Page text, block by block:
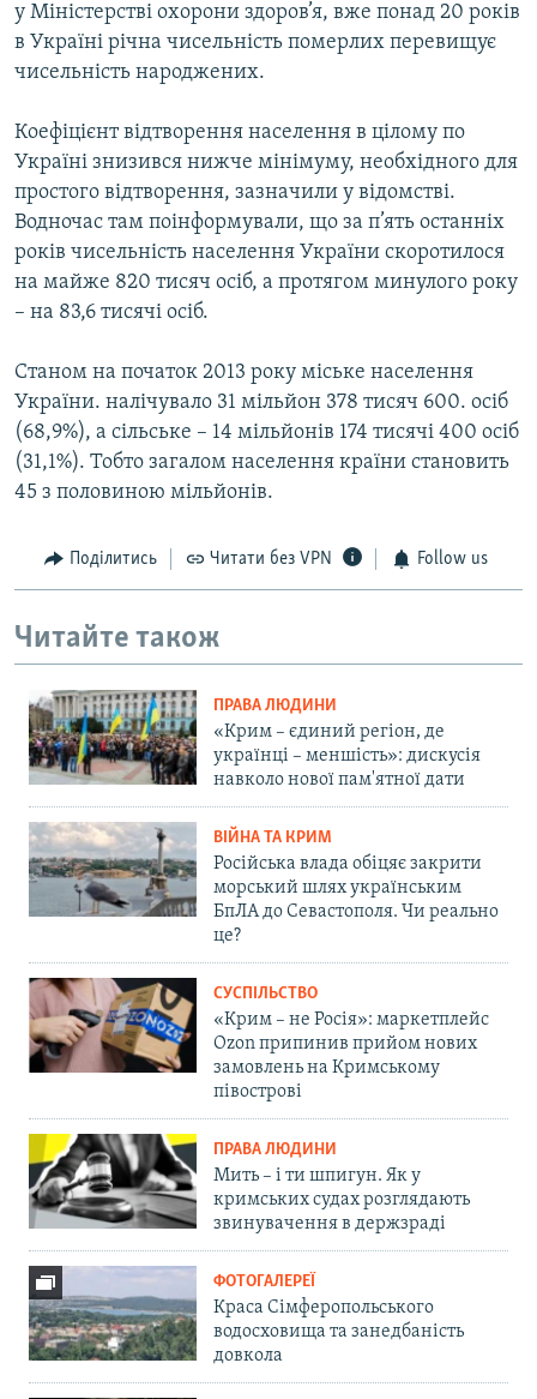
Усі сайти RFE/RL
у Міністерстві охорони здоров’я, вже понад 20 років
в Україні річна чисельність померлих перевищує
чисельність народжених.
Коефіцієнт відтворення населення в цілому по
Україні знизився нижче мінімуму, необхідного для
простого відтворення, зазначили у відомстві.
Водночас там поінформували, що за п’ять останніх
років чисельність населення України скоротилося
на майже 820 тисяч осіб, а протягом минулого року
– на 83,6 тисячі осіб.
Станом на початок 2013 року міське населення
України. налічувало 31 мільйон 378 тисяч 600. осіб
(68,9%), а сільське – 14 мільйонів 174 тисячі 400 осіб
(31,1%). Тобто загалом населення країни становить
45 з половиною мільйонів.
Поділитись Читати без VPN Follow us
Читайте також
ПРАВА ЛЮДИНИ
«Крим – єдиний регіон, де
українці – меншість»: дискусія
навколо нової пам'ятної дати
ВІЙНА ТА КРИМ
Російська влада обіцяє закрити
морський шлях українським
БпЛА до Севастополя. Чи реально
це?
СУСПІЛЬСТВО
«Крим – не Росія»: маркетплейс
Ozon припинив прийом нових
замовлень на Кримському
півострові
ПРАВА ЛЮДИНИ
Мить – і ти шпигун. Як у
кримських судах розглядають
звинувачення в держзраді
ФОТОГАЛЕРЕЇ
Краса Сімферопольського
водосховища та занедбаність
довкола